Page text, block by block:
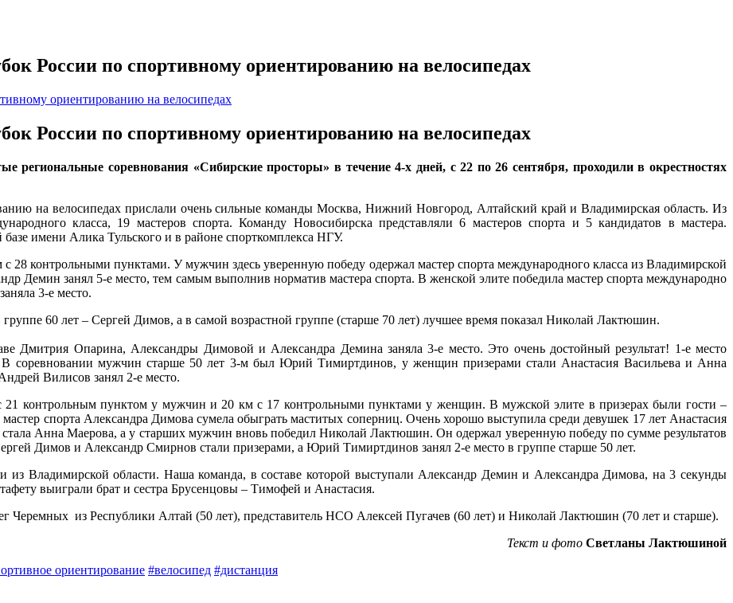
России по спортивному ориентированию на велосипедах
России по спортивному ориентированию на велосипедах
региональные соревнования «Сибирские просторы» в течение 4-х дней, с 22 по 26 сентября, проходили в окрестностях
на велосипедах прислали очень сильные команды Москва, Нижний Новгород, Алтайский край и Владимирская область. Из
класса, 19 мастеров спорта. Команду Новосибирска представляли 6 мастеров спорта и 5 кандидатов в мастера.
имени Алика Тульского и в районе спорткомплекса НГУ.
28 контрольными пунктами. У мужчин здесь уверенную победу одержал мастер спорта международного класса из Владимирской
Демин занял 5-е место, тем самым выполнив норматив мастера спорта. В женской элите победила мастер спорта международно
3-е место.
60 лет – Сергей Димов, а в самой возрастной группе (старше 70 лет) лучшее время показал Николай Лактюшин.
Дмитрия Опарина, Александры Димовой и Александра Демина заняла 3-е место. Это очень достойный результат! 1-е место
В соревновании мужчин старше 50 лет 3-м был Юрий Тимиртдинов, у женщин призерами стали Анастасия Васильева и Анна
Вилисов занял 2-е место.
21 контрольным пунктом у мужчин и 20 км с 17 контрольными пунктами у женщин. В мужской элите в призерах были гости –
спорта Александра Димова сумела обыграть маститых соперниц. Очень хорошо выступила среди девушек 17 лет Анастасия
Анна Маерова, а у старших мужчин вновь победил Николай Лактюшин. Он одержал уверенную победу по сумме результатов
Димов и Александр Смирнов стали призерами, а Юрий Тимиртдинов занял 2-е место в группе старше 50 лет.
из Владимирской области. Наша команда, в составе которой выступали Александр Демин и Александра Димова, на 3 секунды
выиграли брат и сестра Брусенцовы – Тимофей и Анастасия.
Черемных из Республики Алтай (50 лет), представитель НСО Алексей Пугачев (60 лет) и Николай Лактюшин (70 лет и старше).
Текст и фото Светланы Лактюшиной
ориентирование #велосипед #дистанция